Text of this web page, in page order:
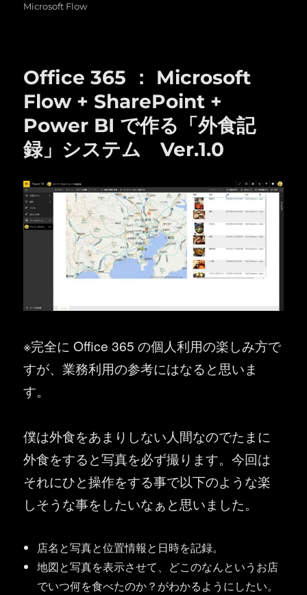
日:
ゴ
Microsoft Flow
Office 365 ： Microsoft
Flow + SharePoint +
Power BI で作る「外食記
録」システム Ver.1.0
※完全に Office 365 の個人利用の楽しみ方で
すが、業務利用の参考にはなると思いま
す。
僕は外食をあまりしない人間なのでたまに
外食をすると写真を必ず撮ります。今回は
それにひと操作をする事で以下のような楽
しそうな事をしたいなぁと思いました。
店名と写真と位置情報と日時を記録。
地図と写真を表示させて、どこのなんというお店
でいつ何を食べたのか？がわかるようにしたい。